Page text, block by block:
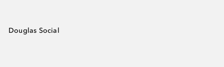
Douglas Social